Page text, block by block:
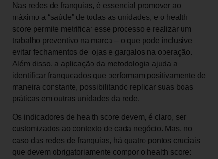
Nas redes de franquias, é essencial promover ao
máximo a “saúde” de todas as unidades; e o health
score permite metrificar esse processo e realizar um
trabalho preventivo na marca – o que pode inclusive
evitar fechamentos de lojas e gargalos na operação.
Além disso, a aplicação da metodologia ajuda a
identificar franqueados que performam positivamente de
maneira constante, possibilitando replicar suas boas
práticas em outras unidades da rede.
Os indicadores de health score devem, é claro, ser
customizados ao contexto de cada negócio. Mas, no
caso das redes de franquias, há quatro pontos cruciais
que devem obrigatoriamente compor o health score: